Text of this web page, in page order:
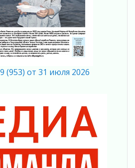
565 автобуса
инвестиционных паев
в Ленинградской
области вошли в
на Первенстве России
в Кингисеппе
(953) от 31 июля 2026